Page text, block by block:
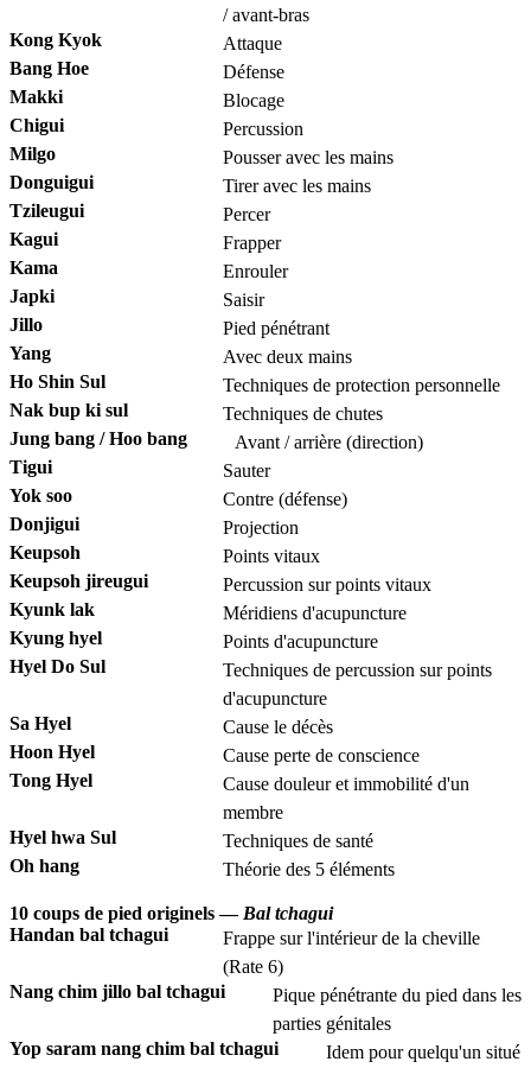
/ avant-bras
Kong Kyok
Attaque
Bang Hoe
Défense
Makki
Blocage
Chigui
Percussion
Milgo
Pousser avec les mains
Donguigui
Tirer avec les mains
Tzileugui
Percer
Kagui
Frapper
Kama
Enrouler
Japki
Saisir
Jillo
Pied pénétrant
Yang
Avec deux mains
Ho Shin Sul
Techniques de protection personnelle
Nak bup ki sul
Techniques de chutes
Jung bang / Hoo bang
Avant / arrière (direction)
Tigui
Sauter
Yok soo
Contre (défense)
Donjigui
Projection
Keupsoh
Points vitaux
Keupsoh jireugui
Percussion sur points vitaux
Kyunk lak
Méridiens d'acupuncture
Kyung hyel
Points d'acupuncture
Hyel Do Sul
Techniques de percussion sur points
d'acupuncture
Sa Hyel
Cause le décès
Hoon Hyel
Cause perte de conscience
Tong Hyel
Cause douleur et immobilité d'un
membre
Hyel hwa Sul
Techniques de santé
Oh hang
Théorie des 5 éléments
10 coups de pied originels — Bal tchagui
Handan bal tchagui
Frappe sur l'intérieur de la cheville
(Rate 6)
Nang chim jillo bal tchagui
Pique pénétrante du pied dans les
parties génitales
Yop saram nang chim bal tchagui
Idem pour quelqu'un situé